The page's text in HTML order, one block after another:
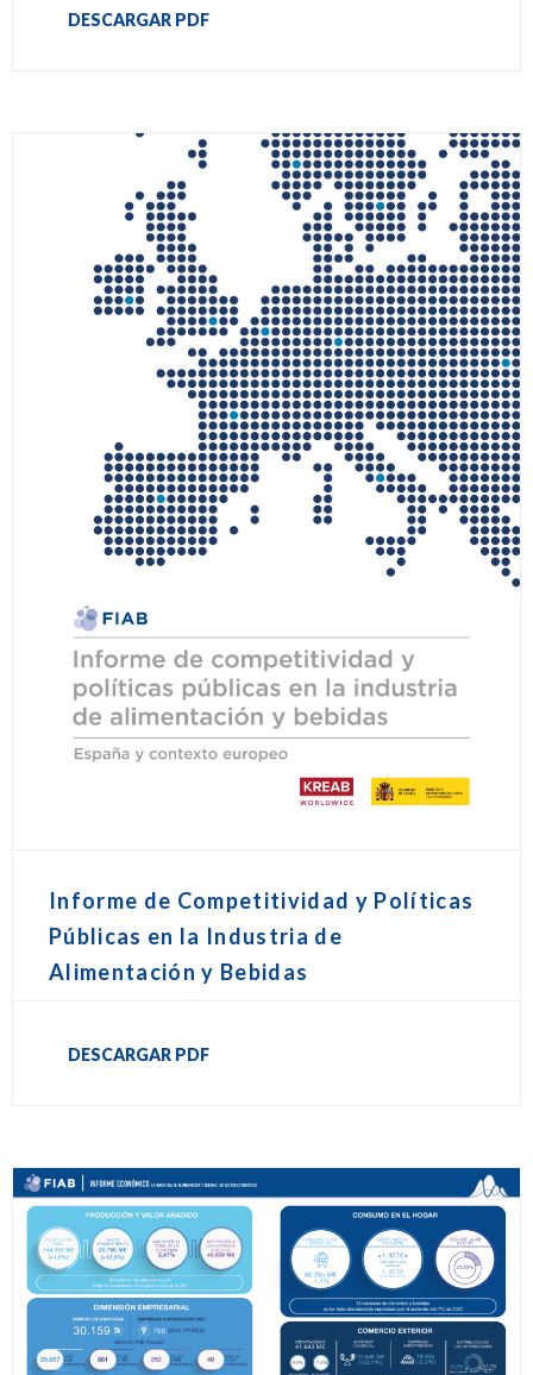
DESCARGAR PDF
Informe de Competitividad y Políticas
Públicas en la Industria de
Alimentación y Bebidas
DESCARGAR PDF